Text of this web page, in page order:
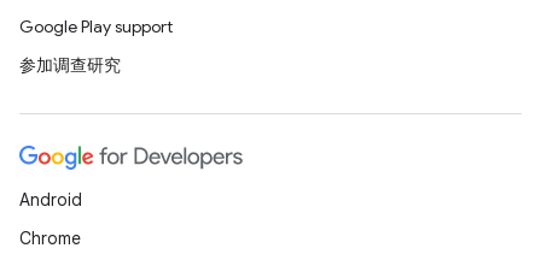
Google Play support
参加调查研究
Android
Chrome